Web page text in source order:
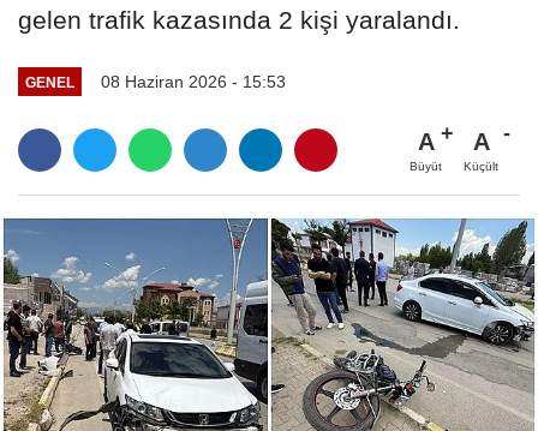
gelen trafik kazasında 2 kişi yaralandı.
GENEL 08 Haziran 2026 - 15:53
A
Büyüt
A
Küçült